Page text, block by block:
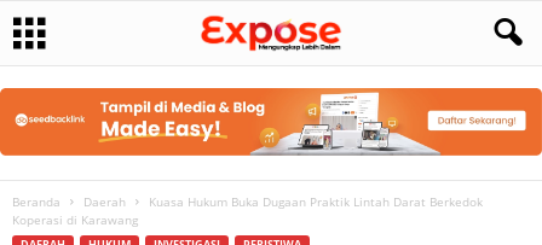
Beranda Daerah
Kuasa Hukum Buka Dugaan Praktik Lintah Darat Berkedok
Koperasi di Karawang